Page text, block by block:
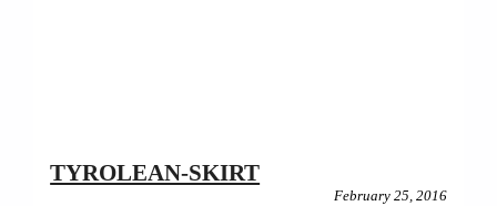
TYROLEAN-SKIRT
February 25, 2016